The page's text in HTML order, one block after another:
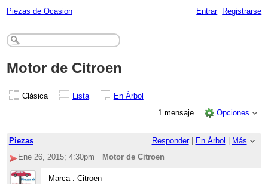
Piezas de Ocasion Entrar Registrarse
Motor de Citroen
Clásica Lista
En Árbol
1 mensaje
Opciones
Piezas Responder| En Árbol
Más
Ene 26, 2015; 4:30pm
Motor de Citroen
Marca : Citroen